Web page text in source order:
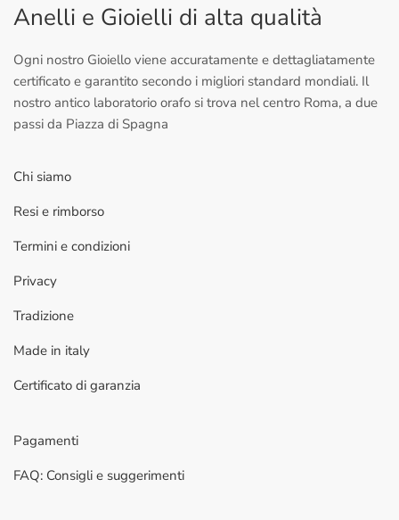
Anelli e Gioielli di alta qualità
Ogni nostro Gioiello viene accuratamente e dettagliatamente
certificato e garantito secondo i migliori standard mondiali. Il
nostro antico laboratorio orafo si trova nel centro Roma, a due
passi da Piazza di Spagna
Chi siamo
Resi e rimborso
Termini e condizioni
Privacy
Tradizione
Made in italy
Certificato di garanzia
Pagamenti
FAQ: Consigli e suggerimenti